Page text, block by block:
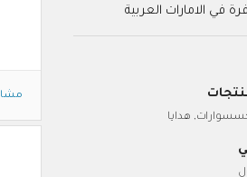
في الامارات العربية
هدايا